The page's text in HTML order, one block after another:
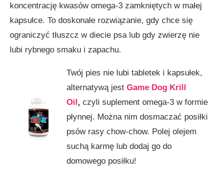
koncentrację kwasów omega-3 zamkniętych w małej
kapsułce. To doskonałe rozwiązanie, gdy chce się
ograniczyć tłuszcz w diecie psa lub gdy zwierzę nie
lubi rybnego smaku i zapachu.
Twój pies nie lubi tabletek i kapsułek,
alternatywą jestGame Dog Krill
Oil , czyli suplement omega-3 w formie
płynnej. Można nim dosmaczać posiłki
psów rasy chow-chow. Polej olejem
suchą karmę lub dodaj go do
domowego posiłku!